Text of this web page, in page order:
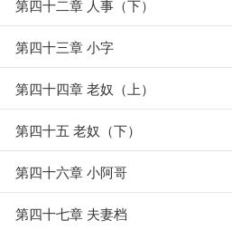
第四十二章 人事（下）
第四十三章 小字
第四十四章 老奴（上）
第四十五 老奴（下）
第四十六章 小阿哥
第四十七章 夫妻档